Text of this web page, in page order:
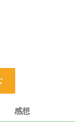
わらせた。
方のそばにいる為に強く
と、承知を告げた。
感想